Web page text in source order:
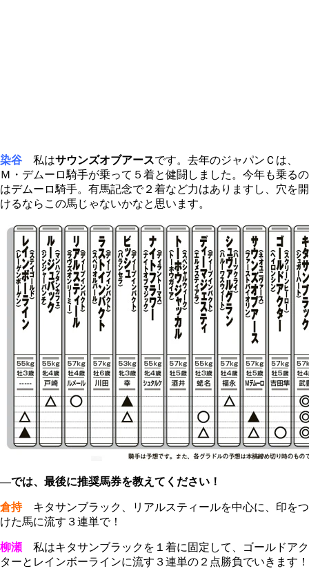
染谷 私はサウンズオブアースです。去年のジャパンＣは、
Ｍ・デムーロ騎手が乗って５着と健闘しました。今年も乗るの
はデムーロ騎手。有馬記念で２着など力はありますし、穴を開
けるならこの馬じゃないかなと思います。
―では、最後に推奨馬券を教えてください！
倉持キタサンブラック、リアルスティールを中心に、印をつ
けた馬に流す３連単で！
柳瀬 私はキタサンブラックを１着に固定して、ゴールドアク
ターとレインボーラインに流す３連単の２点勝負でいきます！